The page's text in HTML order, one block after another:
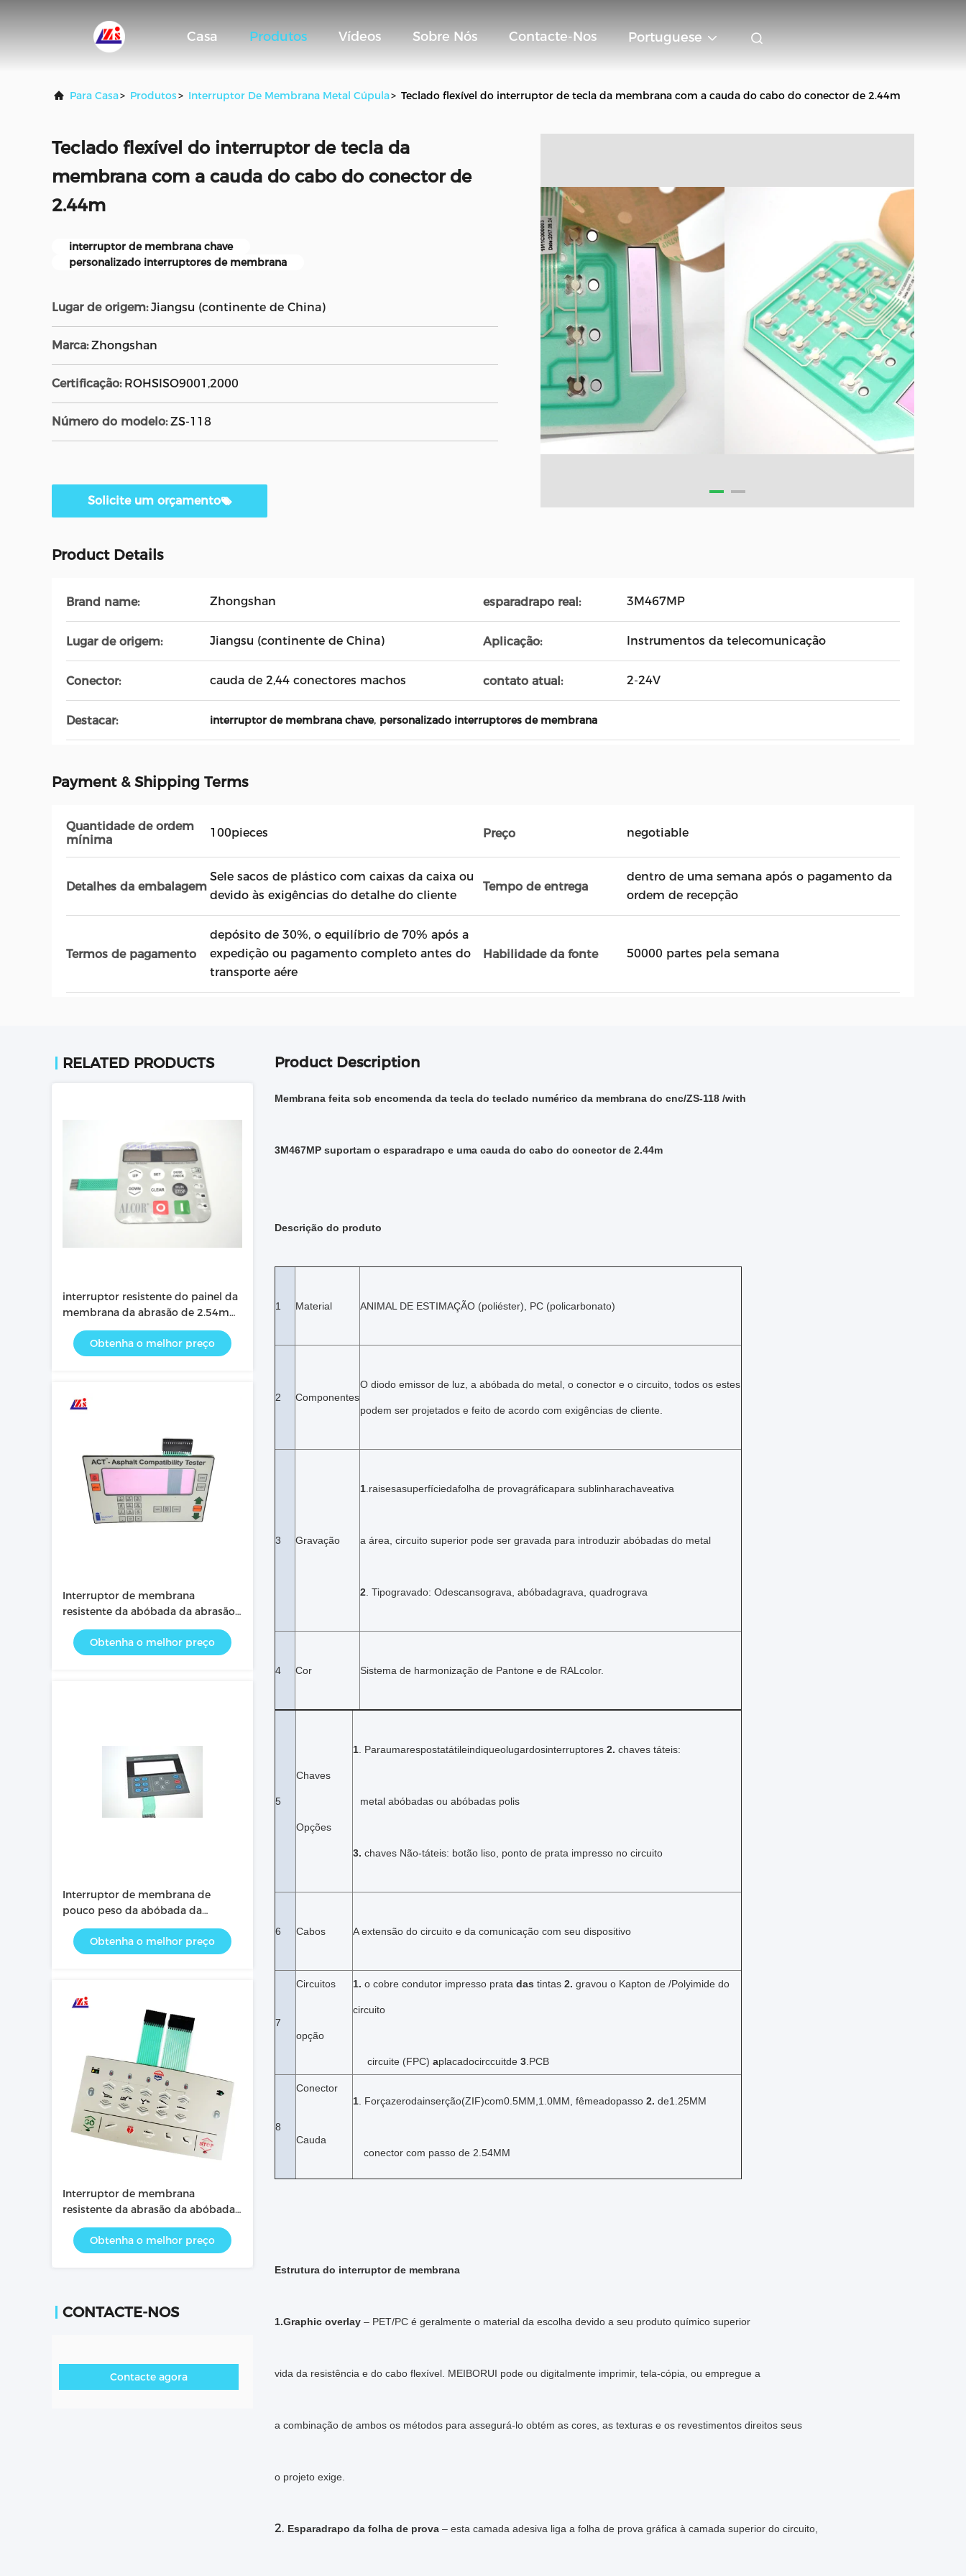
Casa Produtos Vídeos Sobre Nós Contacte-Nos Portuguese
Para Casa> Produtos> Interruptor De Membrana Metal Cúpula> Teclado flexível do interruptor de tecla da membrana com a cauda do cabo do conector de 2.44m
Teclado flexível do interruptor de tecla da
membrana com a cauda do cabo do conector de
2.44m
interruptor de membrana chave
personalizado interruptores de membrana
Lugar de origem: Jiangsu (continente de China)
Marca: Zhongshan
Certificação: ROHSISO9001,2000
Número do modelo: ZS-118
Solicite um orçamento
Product Details
Brand name: Zhongshan esparadrapo real: 3M467MP
Lugar de origem: Jiangsu (continente de China) Aplicação: Instrumentos da telecomunicação
Conector: cauda de 2,44 conectores machos contato atual: 2-24V
Destacar: interruptor de membrana chave, personalizado interruptores de membrana
Payment & Shipping Terms
Quantidade de ordem
mínima
100pieces Preço negotiable
Detalhes da embalagem
Sele sacos de plástico com caixas da caixa ou
devido às exigências do detalhe do cliente
Tempo de entrega
dentro de uma semana após o pagamento da
ordem de recepção
Termos de pagamento
depósito de 30%, o equilíbrio de 70% após a
expedição ou pagamento completo antes do
transporte aére
Habilidade da fonte 50000 partes pela semana
RELATED PRODUCTS
interruptor resistente do painel da
membrana da abrasão de 2.54mm
eletrônico com o botão do
PC/ANIMAL DE ESTIMAÇÃO
Obtenha o melhor preço
Interruptor de membrana
resistente da abóbada da abrasão
do metal fácil de operar/intuitivo
Obtenha o melhor preço
Interruptor de membrana de
pouco peso da abóbada da
elevada precisão do OEM fácil de
operarObtenha o melhor preço
Interruptor de membrana
resistente da abrasão da abóbada
do metal fácil de operar/intuitivo
Obtenha o melhor preço
CONTACTE-NOS
Contacte agora
Product Description
Membrana feita sob encomenda da tecla do teclado numérico da membrana do cnc/ZS-118 /with
3M467MP suportam o esparadrapo e uma cauda do cabo do conector de 2.44m
Descrição do produto
1 Material ANIMAL DE ESTIMAÇÃO (poliéster), PC (policarbonato)
2 Componentes
O diodo emissor de luz, a abóbada do metal, o conector e o circuito, todos os estes
podem ser projetados e feito de acordo com exigências de cliente.
3 Gravação
1 .raisesasuperfíciedafolha de provagráficapara sublinharachaveativa
a área, circuito superior pode ser gravada para introduzir abóbadas do metal
2 . Tipogravado: Odescansograva, abóbadagrava, quadrograva
4 Cor Sistema de harmonização de Pantone e de RALcolor.
5
Chaves
Opções
1 . Paraumarespostatátileindiqueolugardosinterruptores 2. chaves táteis:
metal abóbadas ou abóbadas polis
3. chaves Não-táteis: botão liso, ponto de prata impresso no circuito
6 Cabos A extensão do circuito e da comunicação com seu dispositivo
7
Circuitos
opção
1. o cobre condutor impresso prata das tintas 2. gravou o Kapton de /Polyimide do
circuito
circuite (FPC) aplacadocirccuitde 3 .PCB
8
Conector
Cauda
1 . Forçazerodainserção(ZIF)com0.5MM,1.0MM, fêmeadopasso 2. de1.25MM
conector com passo de 2.54MM
Estrutura do interruptor de membrana
1.Graphic overlay – PET/PC é geralmente o material da escolha devido a seu produto químico superior
vida da resistência e do cabo flexível. MEIBORUI pode ou digitalmente imprimir, tela-cópia, ou empregue a
a combinação de ambos os métodos para assegurá-lo obtém as cores, as texturas e os revestimentos direitos seus
o projeto exige.
2. Esparadrapo da folha de prova – esta camada adesiva liga a folha de prova gráfica à camada superior do circuito,